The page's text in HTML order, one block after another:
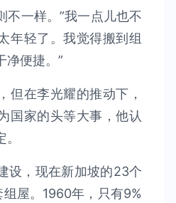
不一样。”我一点儿也不
年轻了。我觉得搬到组
净便捷。”
但在李光耀的推动下，
国家的头等大事，他认
设，现在新加坡的23个
屋。1960年，只有9%